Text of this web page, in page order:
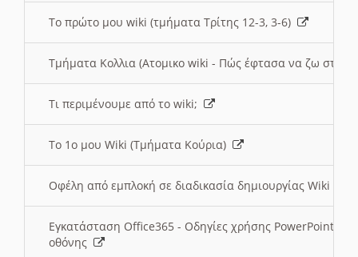
Το πρώτο μου wiki (τμήματα Τρίτης 12-3, 3-6)
Τμήματα Κολλια (Ατομικο wiki - Πώς έφτασα να ζω στην
Τι περιμένουμε από το wiki;
Το 1ο μου Wiki (Τμήματα Κούρια)
Οφέλη από εμπλοκή σε διαδικασία δημιουργίας Wiki
Εγκατάσταση Office365 - Οδηγίες χρήσης PowerPoint
οθόνης